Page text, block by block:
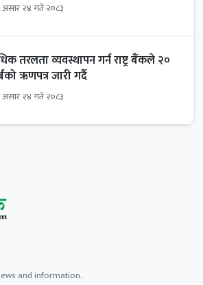
असार २४ गते २०८३
तरलता व्यवस्थापन गर्न राष्ट्र बैंकले २०
ऋणपत्र जारी गर्दै
असार २४ गते २०८३
and information.